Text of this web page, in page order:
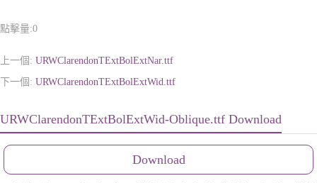
點擊量:0
上一個: URWClarendonTExtBolExtNar.ttf
下一個: URWClarendonTExtBolExtWid.ttf
URWClarendonTExtBolExtWid-Oblique.ttf Download
Download